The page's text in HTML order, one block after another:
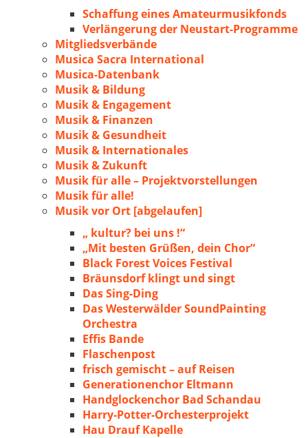
Schaffung eines Amateurmusikfonds
Verlängerung der Neustart-Programme
Mitgliedsverbände
Musica Sacra International
Musica-Datenbank
Musik & Bildung
Musik & Engagement
Musik & Finanzen
Musik & Gesundheit
Musik & Internationales
Musik & Zukunft
Musik für alle – Projektvorstellungen
Musik für alle!
Musik vor Ort [abgelaufen]
„ kultur? bei uns !“
„Mit besten Grüßen, dein Chor“
Black Forest Voices Festival
Bräunsdorf klingt und singt
Das Sing-Ding
Das Westerwälder SoundPainting
Orchestra
Effis Bande
Flaschenpost
frisch gemischt – auf Reisen
Generationenchor Eltmann
Handglockenchor Bad Schandau
Harry-Potter-Orchesterprojekt
Hau Drauf Kapelle